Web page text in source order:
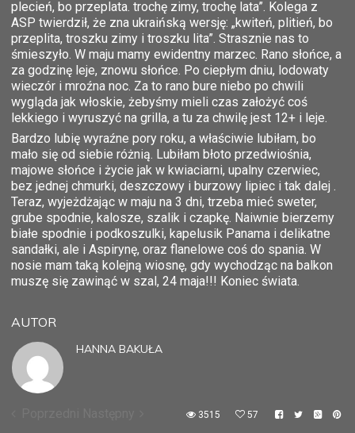
plecień, bo przeplata. trochę zimy, trochę lata”. Kolega z
ASP twierdził, że zna ukraińską wersję: „kwiteń, plitień, bo
przeplita, troszku zimy i troszku lita”. Strasznie nas to
śmieszyło. W maju mamy ewidentny marzec. Rano słońce, a
za godzinę leje, znowu słońce. Po ciepłym dniu, lodowaty
wieczór i mroźna noc. Za to rano bure niebo po chwili
wygląda jak włoskie, żebyśmy mieli czas założyć coś
lekkiego i wyruszyć na grilla, a tu za chwilę jest 12+ i leje.
Bardzo lubię wyraźne pory roku, a właściwie lubiłam, bo
mało się od siebie różnią. Lubiłam błoto przedwiośnia,
majowe słońce i życie jak w kwiaciarni, upalny czerwiec,
bez jednej chmurki, deszczowy i burzowy lipiec i tak dalej .
Teraz, wyjeżdżając w maju na 3 dni, trzeba mieć sweter,
grube spodnie, kalosze, szalik i czapkę. Naiwnie bierzemy
białe spodnie i podkoszulki, kapelusik Panama i delikatne
sandałki, ale i Aspirynę, oraz flanelowe coś do spania. W
nosie mam taką kolejną wiosnę, gdy wychodząc na balkon
muszę się zawinąć w szal, 24 maja!!! Koniec świata.
AUTOR
HANNA BAKUŁA
3515 57